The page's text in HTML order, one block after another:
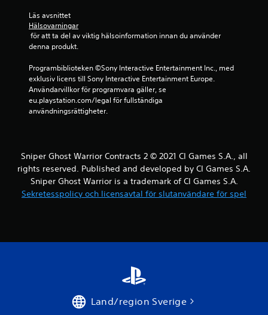
Läs avsnittet
Hälsovarningar
denna produkt.
Programbiblioteken ©Sony Interactive Entertainment Inc., med
exklusiv licens till Sony Interactive Entertainment Europe.
Användarvillkor för programvara gäller, se
eu.playstation.com/legal för fullständiga
användningsrättigheter.
Sniper Ghost Warrior Contracts 2 © 2021 CI Games S.A., all
rights reserved. Published and developed by CI Games S.A.
Sniper Ghost Warrior is a trademark of CI Games S.A.
Sekretesspolicy och licensavtal för slutanvändare för spel
Land/region Sverige